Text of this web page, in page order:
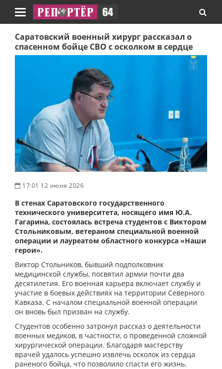
Навигация
Саратовский военный хирург рассказал о
спасенном бойце СВО с осколком в сердце
17:01 12 июня 2026
В стенах Саратовского государственного
технического университета, носящего имя Ю.А.
Гагарина, состоялась встреча студентов с Виктором
Стольниковым, ветераном специальной военной
операции и лауреатом областного конкурса «Наши
герои».
Виктор Стольников, бывший подполковник
медицинской службы, посвятил армии почти два
десятилетия. Его военная карьера включает службу и
участие в боевых действиях на территории Северного
Кавказа. С началом специальной военной операции
он вновь был призван на службу.
Студентов особенно затронул рассказ о деятельности
военных медиков, в частности, о проведенной сложной
хирургической операции. Благодаря мастерству
врачей удалось успешно извлечь осколок из сердца
раненого бойца, что позволило спасти его жизнь.